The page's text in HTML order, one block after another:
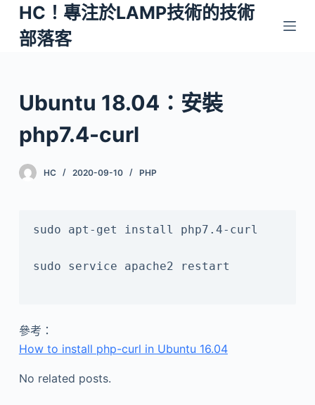
跳
至
容
HC！專注於LAMP技術的技術
部落客
Ubuntu 18.04：安裝
php7.4-curl
HC 2020-09-10 PHP
sudo apt-get install php7.4-curl
sudo service apache2 restart
參考：
How to install php-curl in Ubuntu 16.04
No related posts.